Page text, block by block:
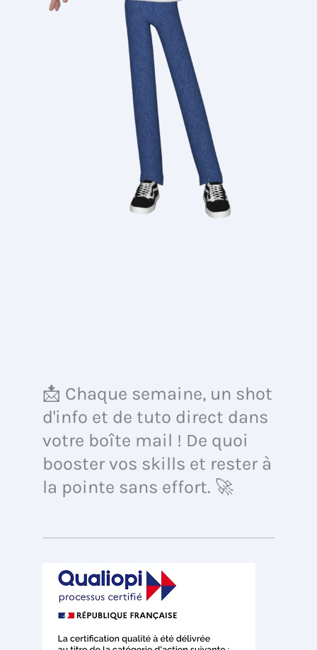
📩 Chaque semaine, un shot
d'info et de tuto direct dans
votre boîte mail ! De quoi
booster vos skills et rester à
la pointe sans effort. 🚀